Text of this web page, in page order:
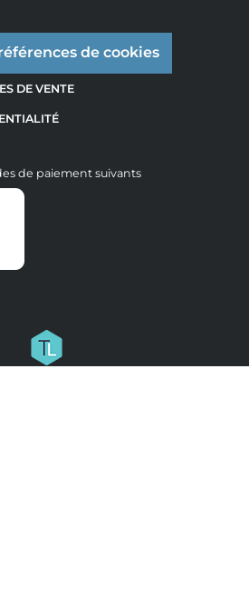
de cookies
DE VENTE
de paiement suivants